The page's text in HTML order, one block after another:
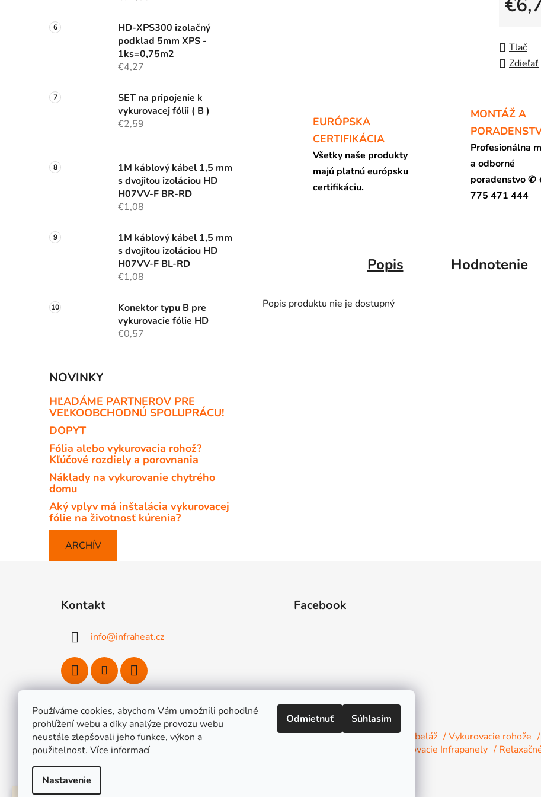
Používáme cookies, abychom Vám umožnili pohodlné
prohlížení webu a díky analýze provozu webu
neustále zlepšovali jeho funkce, výkon a
použitelnost. Více informací
Nastavenie
Odmietnuť Súhlasím
HD-XPS300 izolačný
podklad 5mm XPS -
1ks=0,75m2
€4,27
SET na pripojenie k
vykurovacej fólii ( B )
€2,59
1M káblový kábel 1,5 mm
s dvojitou izoláciou HD
H07VV-F BR-RD
€1,08
1M káblový kábel 1,5 mm
s dvojitou izoláciou HD
H07VV-F BL-RD
€1,08
Konektor typu B pre
vykurovacie fólie HD
€0,57
NOVINKY
HĽADÁME PARTNEROV PRE
VEĽKOOBCHODNÚ SPOLUPRÁCU!
DOPYT
Fólia alebo vykurovacia rohož?
Kľúčové rozdiely a porovnania
Náklady na vykurovanie chytrého
domu
Aký vplyv má inštalácia vykurovacej
fólie na životnosť kúrenia?
ARCHÍV
Tlač
Zdieľať
EURÓPSKA
CERTIFIKÁCIA
Všetky naše produkty
majú platnú európsku
certifikáciu.
MONTÁŽ A
Profesionálna
a odborné
poradenstvo ✆
775 471 444
Popis Hodnotenie
Popis produktu nie je dostupný
Kontakt
info@infraheat.cz
Facebook
Vykurovacie fólie HEAT DECOR / Sady vykurovacích fólií s konektormi a kabeláž / Vykurovacie rohože
/ Termostaty a regulácia Heat Decor
/ Vykurovacie Infrapanely /